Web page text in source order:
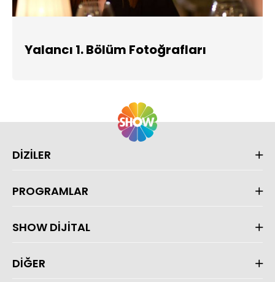
Yalancı 1. Bölüm Fotoğrafları
DİZİLER
PROGRAMLAR
SHOW DİJİTAL
DİĞER